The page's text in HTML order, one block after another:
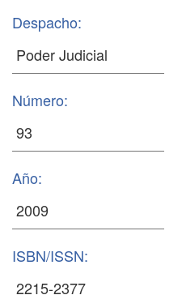
Despacho:
Número:
Año:
ISBN/ISSN: